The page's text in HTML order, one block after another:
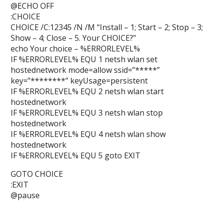
@ECHO OFF
:CHOICE
CHOICE /C:12345 /N /M “Install – 1; Start – 2; Stop – 3;
Show – 4; Close – 5. Your CHOICE?”
echo Your choice – %ERRORLEVEL%
IF %ERRORLEVEL% EQU 1 netsh wlan set
hostednetwork mode=allowssid=”*****”
key=”********” keyUsage=persistent
IF %ERRORLEVEL% EQU 2 netsh wlan start
hostednetwork
IF %ERRORLEVEL% EQU 3 netsh wlan stop
hostednetwork
IF %ERRORLEVEL% EQU 4 netsh wlan show
hostednetwork
IF %ERRORLEVEL% EQU 5 goto EXIT
GOTO CHOICE
:EXIT
@pause